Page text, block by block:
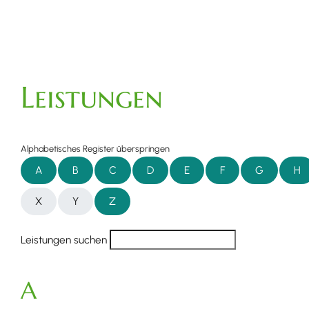
Leistungen
Alphabetisches Register überspringen
A B C D E F G H
X Y Z
Leistungen suchen
A